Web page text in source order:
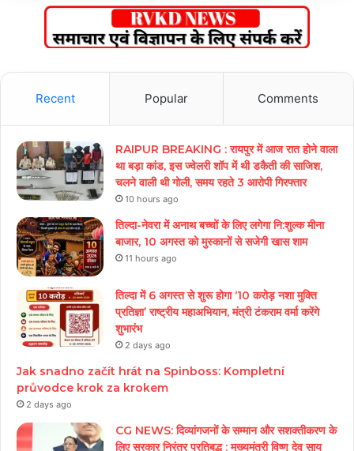
Recent Popular Comments
RAIPUR BREAKING : रायपुर में आज रात होने वाला
था बड़ा कांड, इस ज्वेलरी शॉप में थी डकैती की साजिश,
चलने वाली थी गोली, समय रहते 3 आरोपी गिरफ्तार
10 hours ago
तिल्दा-नेवरा में अनाथ बच्चों के लिए लगेगा नि:शुल्क मीना
बाजार, 10 अगस्त को मुस्कानों से सजेगी खास शाम
11 hours ago
तिल्दा में 6 अगस्त से शुरू होगा ‘10 करोड़ नशा मुक्ति
प्रतिज्ञा’ राष्ट्रीय महाअभियान, मंत्री टंकराम वर्मा करेंगे
शुभारंभ
2 days ago
Jak snadno začít hrát na Spinboss: Kompletní
průvodce krok za krokem
2 days ago
CG NEWS: दिव्यांगजनों के सम्मान और सशक्तीकरण के
लिए सरकार निरंतर प्रतिबद्ध : मुख्यमंत्री विष्णु देव साय